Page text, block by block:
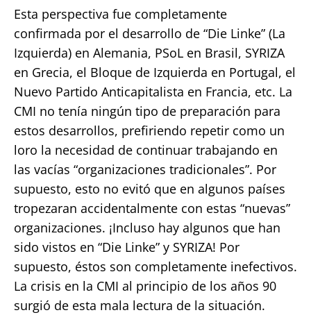
Esta perspectiva fue completamente
confirmada por el desarrollo de “Die Linke” (La
Izquierda) en Alemania, PSoL en Brasil, SYRIZA
en Grecia, el Bloque de Izquierda en Portugal, el
Nuevo Partido Anticapitalista en Francia, etc. La
CMI no tenía ningún tipo de preparación para
estos desarrollos, prefiriendo repetir como un
loro la necesidad de continuar trabajando en
las vacías “organizaciones tradicionales”. Por
supuesto, esto no evitó que en algunos países
tropezaran accidentalmente con estas “nuevas”
organizaciones. ¡Incluso hay algunos que han
sido vistos en “Die Linke” y SYRIZA! Por
supuesto, éstos son completamente inefectivos.
La crisis en la CMI al principio de los años 90
surgió de esta mala lectura de la situación.